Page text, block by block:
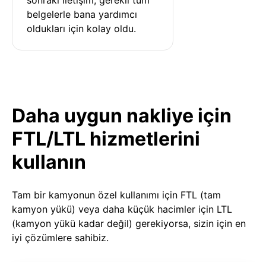
belgelerle bana yardımcı
oldukları için kolay oldu.
Daha uygun nakliye için
FTL/LTL hizmetlerini
kullanın
Tam bir kamyonun özel kullanımı için FTL (tam
kamyon yükü) veya daha küçük hacimler için LTL
(kamyon yükü kadar değil) gerekiyorsa, sizin için en
iyi çözümlere sahibiz.